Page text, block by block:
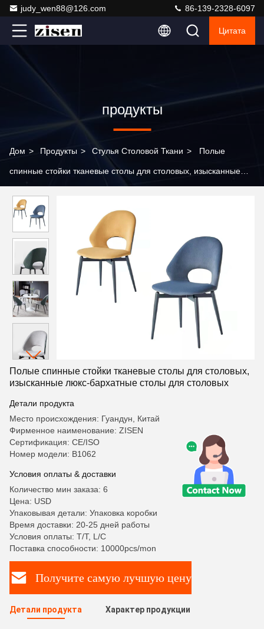
judy_wen88@126.com 86-139-2328-6097
Цитата
продукты
Дом > Продукты > Стулья Столовой Ткани > Полые
спинные стойки тканевые столы для столовых, изысканные
Полые спинные стойки тканевые столы для столовых,
изысканные люкс-бархатные столы для столовых
Детали продукта
Место происхождения: Гуандун, Китай
Фирменное наименование: ZISEN
Сертификация: CE/ISO
Номер модели: B1062
Условия оплаты & доставки
Количество мин заказа: 6
Цена: USD
Упаковывая детали: Упаковка коробки
Время доставки: 20-25 дней работы
Условия оплаты: T/T, L/C
Поставка способности: 10000pcs/mon
Получите самую лучшую цену
Детали продукта Характер продукции